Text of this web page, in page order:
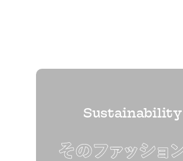
Sustainability